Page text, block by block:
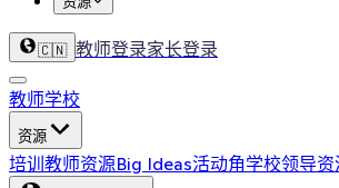
🇨🇳 教师登录家长登录
教师学校
资源
培训 教师资源Big Ideas活动角学校领导资